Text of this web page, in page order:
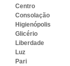
Centro
Consolação
Higienópolis
Glicério
Liberdade
Luz
Pari